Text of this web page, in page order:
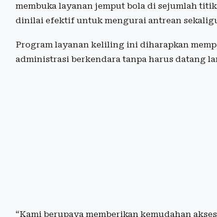
membuka layanan jemput bola di sejumlah
dinilai efektif untuk mengurai antrean
Program layanan keliling ini diharapkan
administrasi berkendara tanpa harus datang
“Kami berupaya memberikan kemudahan